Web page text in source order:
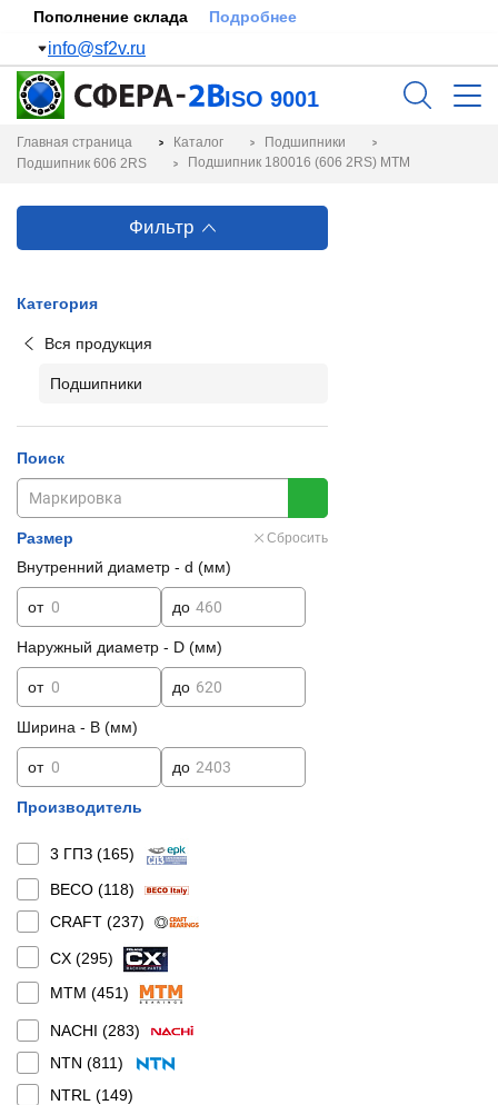
Пополнение склада Подробнее
info@sf2v.ru
ISO 9001
Главная страница Каталог
Подшипники
Подшипник 606 2RS
Подшипник 180016 (606 2RS) MTM
Фильтр
Категория
Вся продукция
Подшипники
Поиск
Размер Сбросить
Внутренний диаметр - d (мм)
от до
Наружный диаметр - D (мм)
от до
Ширина - B (мм)
от до
Производитель
3 ГПЗ (165)
BECO (118)
CRAFT (237)
CX (295)
MTM (451)
NACHI (283)
NTN (811)
NTRL (149)